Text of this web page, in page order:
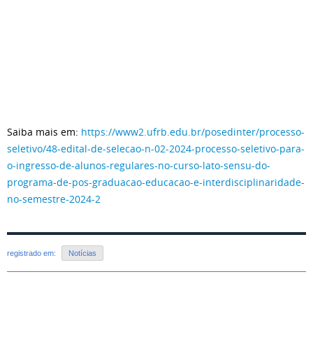
Saiba mais em: https://www2.ufrb.edu.br/posedinter/processo-
seletivo/48-edital-de-selecao-n-02-2024-processo-seletivo-para-
o-ingresso-de-alunos-regulares-no-curso-lato-sensu-do-
programa-de-pos-graduacao-educacao-e-interdisciplinaridade-
no-semestre-2024-2
registrado em: Notícias